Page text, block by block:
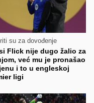
su za dovođenje
Flick nije dugo žalio za
već mu je pronašao
i to u engleskoj
ligi